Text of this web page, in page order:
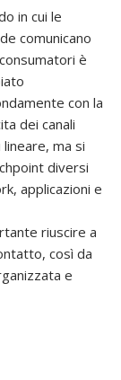
in cui le
comunicano
è
con la
dei canali
ma si
diversi
applicazioni e
riuscire a
così da
e